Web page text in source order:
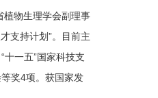
植物生理学会副理事
支持计划”。目前主
一五”国家科技支
奖4项。获国家发